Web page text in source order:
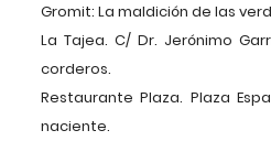
Gromit: La maldición de las
La Tajea. C/ Dr. Jerónimo
corderos.
Restaurante Plaza. Plaza
naciente.